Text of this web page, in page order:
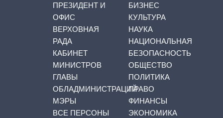
ПРЕЗИДЕНТ И
ОФИС
ВЕРХОВНАЯ
РАДА
КАБИНЕТ
МИНИСТРОВ
ГЛАВЫ
ОБЛАДМИНИСТРАЦИЙ
МЭРЫ
ВСЕ ПЕРСОНЫ
БИЗНЕС
КУЛЬТУРА
НАУКА
НАЦИОНАЛЬНАЯ
БЕЗОПАСНОСТЬ
ОБЩЕСТВО
ПОЛИТИКА
ПРАВО
ФИНАНСЫ
ЭКОНОМИКА